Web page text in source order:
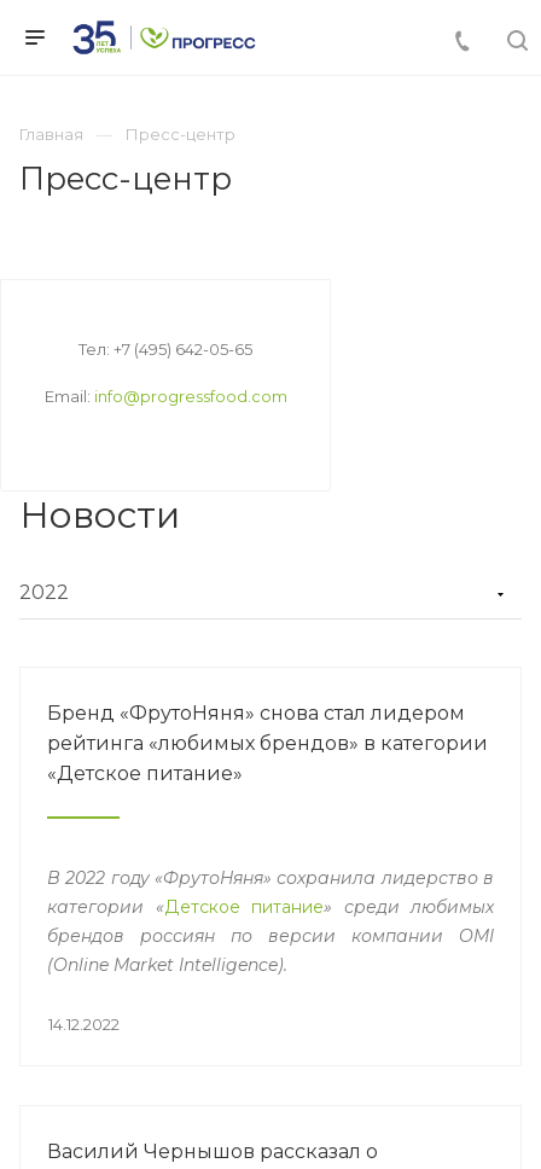
Главная Пресс-центр
Пресс-центр
Тел: +7 (495) 642-05-65
Email: info@progressfood.com
Новости
Бренд «ФрутоНяня» снова стал лидером
рейтинга «любимых брендов» в категории
«Детское питание»
В 2022 году «ФрутоНяня» сохранила лидерство в
категории «Детское питание» среди любимых
брендов россиян по версии компании OMI
(Online Market Intelligence).
14.12.2022
Василий Чернышов рассказал о